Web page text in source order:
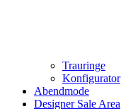
Trauringe
Konfigurator
Abendmode
Designer Sale Area